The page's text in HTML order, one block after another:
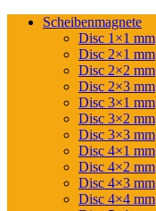
Scheibenmagnete
Disc 1×1 mm
Disc 2×1 mm
Disc 2×2 mm
Disc 2×3 mm
Disc 3×1 mm
Disc 3×2 mm
Disc 3×3 mm
Disc 4×1 mm
Disc 4×2 mm
Disc 4×3 mm
Disc 4×4 mm